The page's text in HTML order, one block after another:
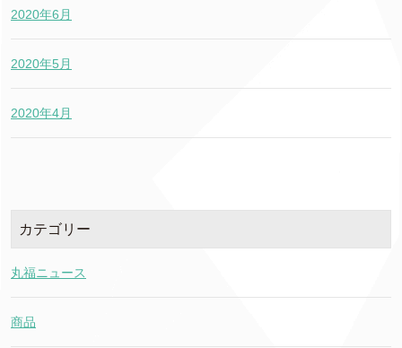
2020年6月
2020年5月
2020年4月
カテゴリー
丸福ニュース
商品